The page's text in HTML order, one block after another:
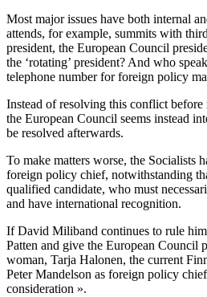
Most major issues have both internal
attends, for example, summits with
president, the European Council
the ‘rotating’ president? And who
telephone number for foreign policy
Instead of resolving this conflict before
the European Council seems instead
be resolved afterwards.
To make matters worse, the Socialists
foreign policy chief, notwithstanding
qualified candidate, who must
and have international recognition.
If David Miliband continues to rule
Patten and give the European Council
woman, Tarja Halonen, the current
Peter Mandelson as foreign policy
consideration ».